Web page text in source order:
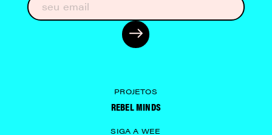
PROJETOS
REBEL MINDS
SIGA A WEE